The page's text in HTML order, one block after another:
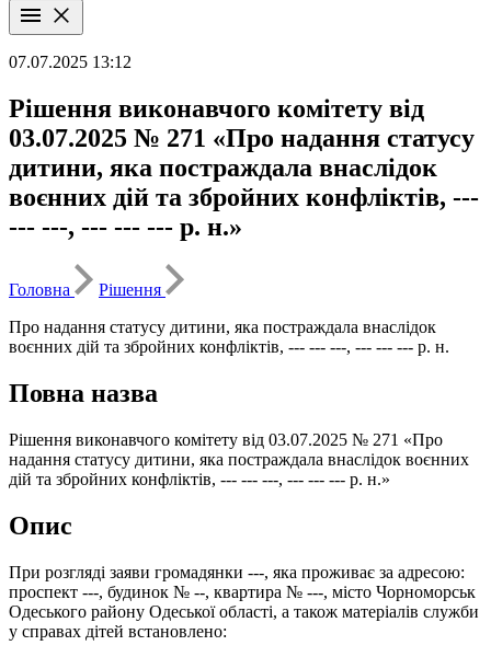
07.07.2025 13:12
Рішення виконавчого комітету від
03.07.2025 № 271 «Про надання статусу
дитини, яка постраждала внаслідок
воєнних дій та збройних конфліктів, ---
--- ---, --- --- --- р. н.»
Головна
Рішення
Про надання статусу дитини, яка постраждала внаслідок
воєнних дій та збройних конфліктів, --- --- ---, --- --- --- р. н.
Повна назва
Рішення виконавчого комітету від 03.07.2025 № 271 «Про
надання статусу дитини, яка постраждала внаслідок воєнних
дій та збройних конфліктів, --- --- ---, --- --- --- р. н.»
Опис
При розгляді заяви громадянки ---, яка проживає за адресою:
проспект ---, будинок № --, квартира № ---, місто Чорноморськ
Одеського району Одеської області, а також матеріалів служби
у справах дітей встановлено: